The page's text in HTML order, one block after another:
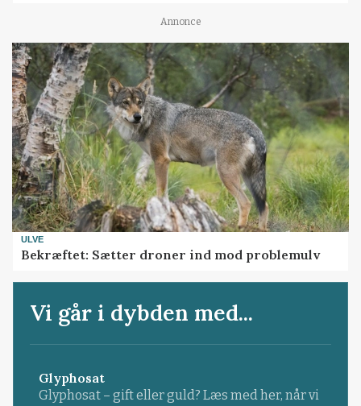
Annonce
ULVE
Bekræftet: Sætter droner ind mod problemulv
Vi går i dybden med...
Glyphosat
Glyphosat – gift eller guld? Læs med her, når vi